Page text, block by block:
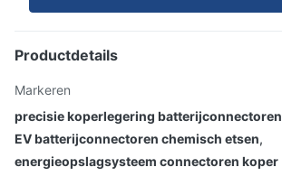
Productdetails
Markeren
precisie koperlegering batterijconnectoren
EV batterijconnectoren chemisch etsen,
energieopslagsysteem connectoren koper